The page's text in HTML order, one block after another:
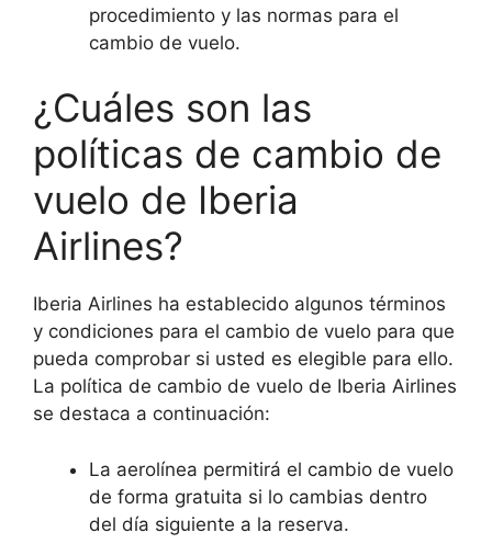
procedimiento y las normas para el
cambio de vuelo.
¿Cuáles son las
políticas de cambio de
vuelo de Iberia
Airlines?
Iberia Airlines ha establecido algunos términos
y condiciones para el cambio de vuelo para que
pueda comprobar si usted es elegible para ello.
La política de cambio de vuelo de Iberia Airlines
se destaca a continuación:
La aerolínea permitirá el cambio de vuelo
de forma gratuita si lo cambias dentro
del día siguiente a la reserva.